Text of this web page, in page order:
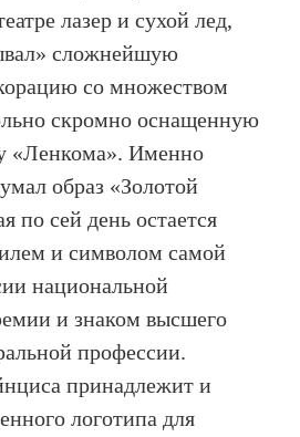
лазер и сухой лед,
сложнейшую
со множеством
скромно оснащенную
«Ленкома». Именно
образ «Золотой
по сей день остается
и символом самой
национальной
и знаком высшего
профессии.
принадлежит и
логотипа для